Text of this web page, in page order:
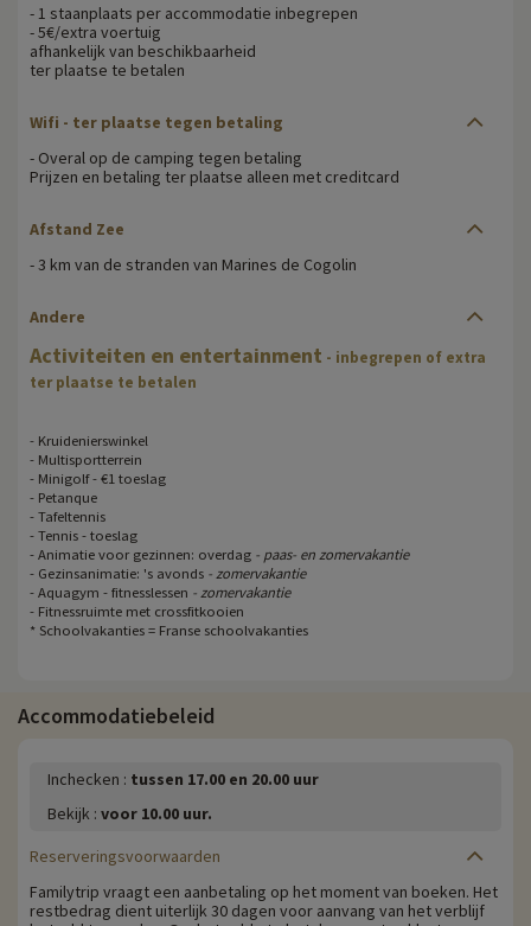
- 1 staanplaats per accommodatie inbegrepen
- 5€/extra voertuig
afhankelijk van beschikbaarheid
ter plaatse te betalen
Wifi - ter plaatse tegen betaling
- Overal op de camping tegen betaling
Prijzen en betaling ter plaatse alleen met creditcard
Afstand Zee
- 3 km van de stranden van Marines de Cogolin
Andere
Activiteiten en entertainment - inbegrepen of extra
ter plaatse te betalen
- Kruidenierswinkel
- Multisportterrein
- Minigolf - €1 toeslag
- Petanque
- Tafeltennis
- Tennis - toeslag
- Animatie voor gezinnen: overdag - paas- en zomervakantie
- Gezinsanimatie: 's avonds - zomervakantie
- Aquagym - fitnesslessen - zomervakantie
- Fitnessruimte met crossfitkooien
* Schoolvakanties = Franse schoolvakanties
Accommodatiebeleid
Inchecken : tussen 17.00 en 20.00 uur
Bekijk : voor 10.00 uur.
Reserveringsvoorwaarden
Familytrip vraagt een aanbetaling op het moment van boeken. Het
restbedrag dient uiterlijk 30 dagen voor aanvang van het verblijf